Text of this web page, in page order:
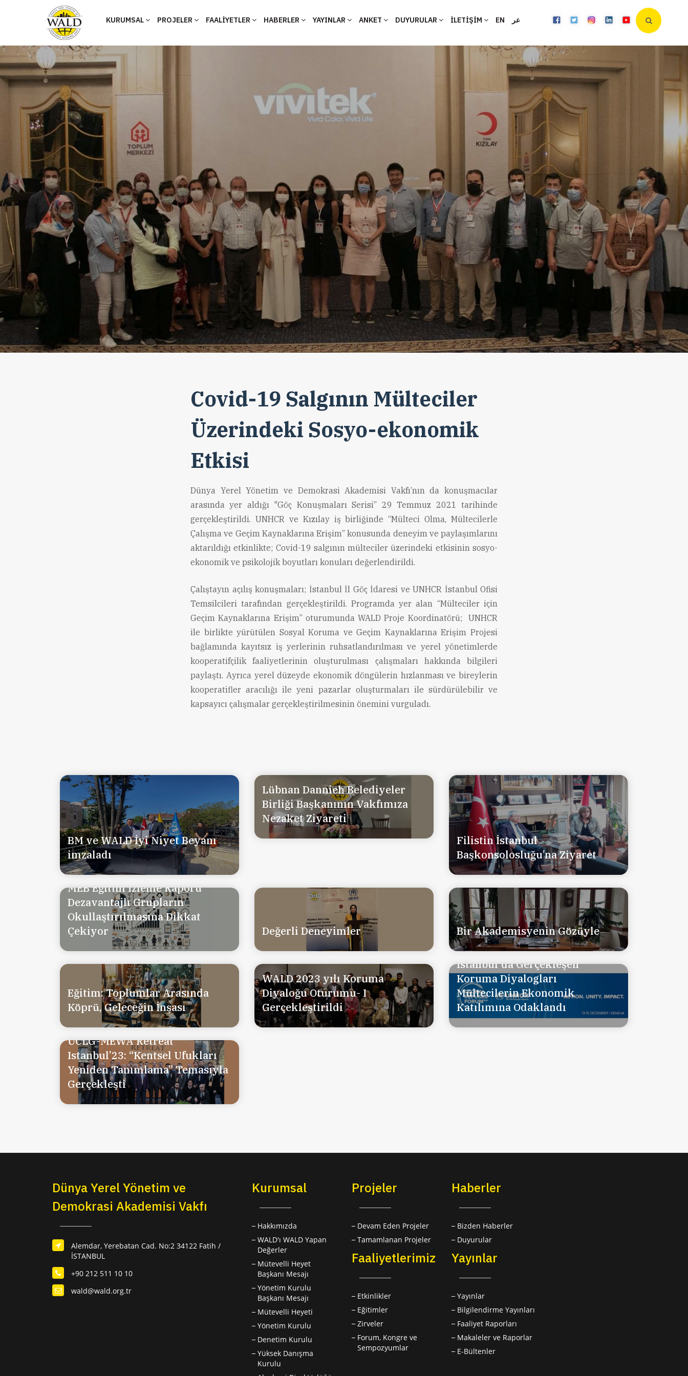
KURUMSAL PROJELER FAALİYETLER HABERLER YAYINLAR ANKET DUYURULAR İLETİŞİM EN عر
Covid-19 Salgının Mülteciler
Üzerindeki Sosyo-ekonomik
Etkisi
Dünya Yerel Yönetim ve Demokrasi Akademisi Vakfı’nın da konuşmacılar
arasında yer aldığı "Göç Konuşmaları Serisi” 29 Temmuz 2021 tarihinde
gerçekleştirildi. UNHCR ve Kızılay iş birliğinde “Mülteci Olma, Mültecilerle
Çalışma ve Geçim Kaynaklarına Erişim” konusunda deneyim ve paylaşımlarını
aktarıldığı etkinlikte; Covid-19 salgının mülteciler üzerindeki etkisinin sosyo-
ekonomik ve psikolojik boyutları konuları değerlendirildi.
Çalıştayın açılış konuşmaları; İstanbul İl Göç İdaresi ve UNHCR İstanbul Ofisi
Temsilcileri tarafından gerçekleştirildi. Programda yer alan “Mülteciler için
Geçim Kaynaklarına Erişim” oturumunda WALD Proje Koordinatörü; UNHCR
ile birlikte yürütülen Sosyal Koruma ve Geçim Kaynaklarına Erişim Projesi
bağlamında kayıtsız iş yerlerinin ruhsatlandırılması ve yerel yönetimlerde
kooperatifçilik faaliyetlerinin oluşturulması çalışmaları hakkında bilgileri
paylaştı. Ayrıca yerel düzeyde ekonomik döngülerin hızlanması ve bireylerin
kooperatifler aracılığı ile yeni pazarlar oluşturmaları ile sürdürülebilir ve
kapsayıcı çalışmalar gerçekleştirilmesinin önemini vurguladı.
BM ve WALD İyi Niyet Beyanı
imzaladı
Lübnan Dannieh Belediyeler
Birliği Başkanının Vakfımıza
Nezaket Ziyareti
Filistin İstanbul
Başkonsolosluğu’na Ziyaret
MEB Eğitim İzleme Raporu
Dezavantajlı Grupların
Okullaştırılmasına Dikkat
Çekiyor
Değerli Deneyimler Bir Akademisyenin Gözüyle
Eğitim: Toplumlar Arasında
Köprü, Geleceğin İnşası
WALD 2023 yılı Koruma
Diyaloğu Oturumu- I
Gerçekleştirildi
İstanbul'da Gerçekleşen
Koruma Diyalogları
Mültecilerin Ekonomik
Katılımına Odaklandı
UCLG-MEWA Retreat
Istanbul’23: “Kentsel Ufukları
Yeniden Tanımlama” Temasıyla
Gerçekleşti
Dünya Yerel Yönetim ve
Demokrasi Akademisi Vakfı
Alemdar, Yerebatan Cad. No:2 34122 Fatih /
İSTANBUL
+90 212 511 10 10
wald@wald.org.tr
Kurumsal
Hakkımızda
WALD'ı WALD Yapan
Değerler
Mütevelli Heyet
Başkanı Mesajı
Yönetim Kurulu
Başkanı Mesajı
Mütevelli Heyeti
Yönetim Kurulu
Denetim Kurulu
Yüksek Danışma
Kurulu
Projeler
Devam Eden Projeler
Tamamlanan Projeler
Faaliyetlerimiz
Etkinlikler
Eğitimler
Zirveler
Forum, Kongre ve
Sempozyumlar
Haberler
Bizden Haberler
Duyurular
Yayınlar
Yayınlar
Bilgilendirme Yayınları
Faaliyet Raporları
Makaleler ve Raporlar
E-Bültenler